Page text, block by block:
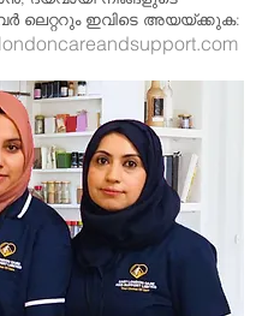
ലെറ്ററും ഇവിടെ അയയ്ക്കുക: